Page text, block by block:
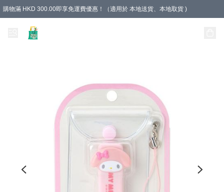
購物滿 HKD 300.00即享免運費優惠！（適用於 本地送貨、本地取貨 )